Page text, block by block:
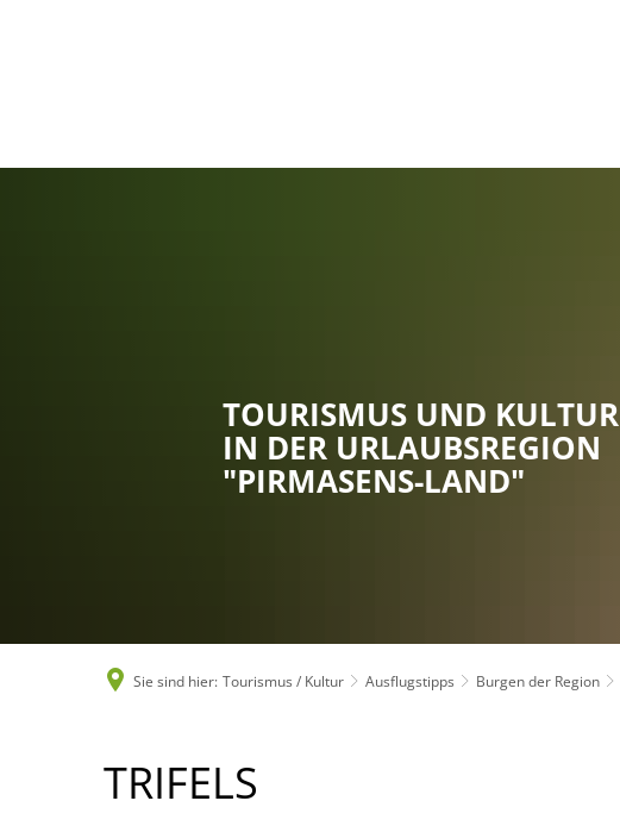
TOURISMUS UND KULTUR
IN DER URLAUBSREGION
"PIRMASENS-LAND"
Sie sind hier: Tourismus / Kultur Ausflugstipps Burgen der Region
TrifelsTRIFELS